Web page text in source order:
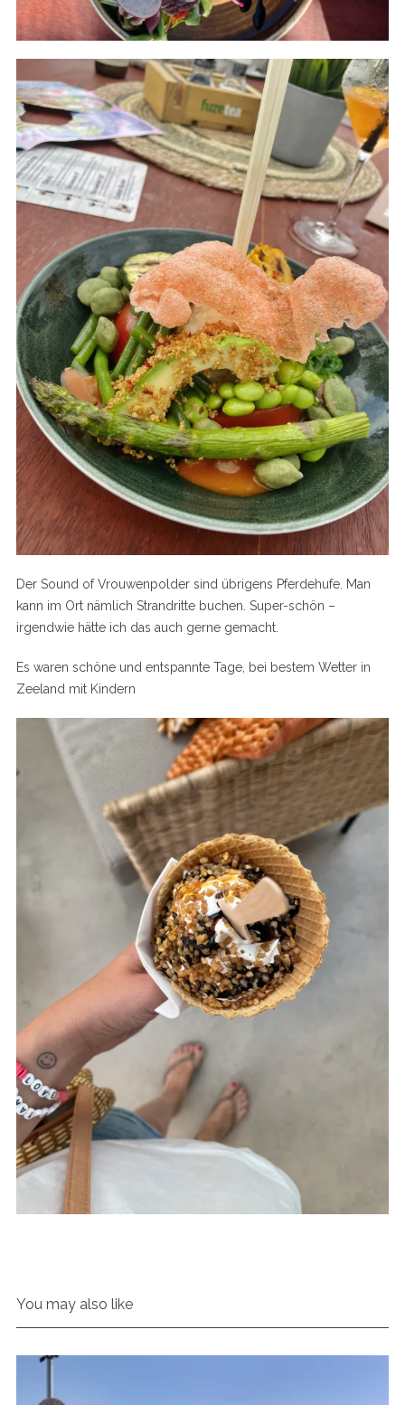
Der Sound of Vrouwenpolder sind übrigens Pferdehufe. Man
kann im Ort nämlich Strandritte buchen. Super-schön –
irgendwie hätte ich das auch gerne gemacht.
Es waren schöne und entspannte Tage, bei bestem Wetter in
Zeeland mit Kindern
You may also like